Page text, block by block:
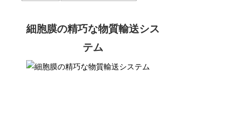
細胞膜の精巧な物質輸送シス
テム